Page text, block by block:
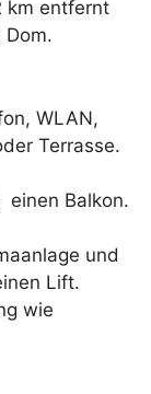
km entfernt
Dom.
WLAN,
Terrasse.
Balkon.
und
Lift.
wie